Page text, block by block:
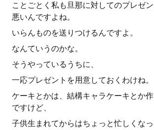
ことごとく私も旦那に対してのプレゼ
悪いんですよね。
いらんものを送りつけるんですよ。
なんていうのかな。
そうやっているうちに、
一応プレゼントを用意しておくわけね。
ケーキとかは、結構キャラケーキとか
ですけど、
子供生まれてからはちょっと忙しくな